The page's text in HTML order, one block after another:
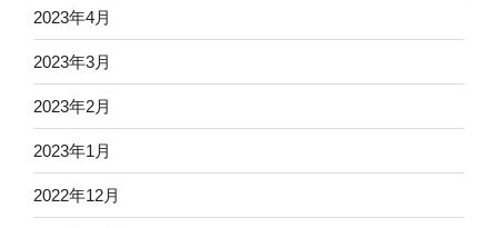
2023年4月
2023年3月
2023年2月
2023年1月
2022年12月